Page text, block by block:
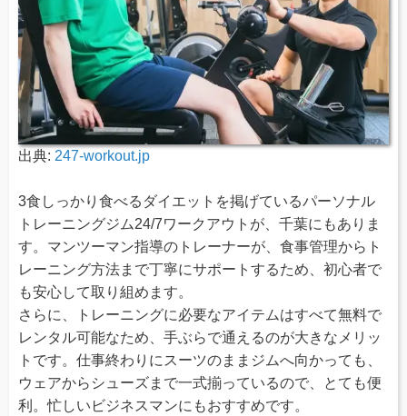
出典: 247-workout.jp
3食しっかり食べるダイエットを掲げているパーソナル
トレーニングジム24/7ワークアウトが、千葉にもありま
す。マンツーマン指導のトレーナーが、食事管理からト
レーニング方法まで丁寧にサポートするため、初心者で
も安心して取り組めます。
さらに、トレーニングに必要なアイテムはすべて無料で
レンタル可能なため、手ぶらで通えるのが大きなメリッ
トです。仕事終わりにスーツのままジムへ向かっても、
ウェアからシューズまで一式揃っているので、とても便
利。忙しいビジネスマンにもおすすめです。